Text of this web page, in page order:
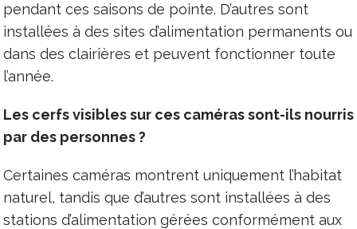
pendant ces saisons de pointe. D’autres sont
installées à des sites d’alimentation permanents ou
dans des clairières et peuvent fonctionner toute
l’année.
Les cerfs visibles sur ces caméras sont-ils nourris
par des personnes ?
Certaines caméras montrent uniquement l’habitat
naturel, tandis que d’autres sont installées à des
stations d’alimentation gérées conformément aux